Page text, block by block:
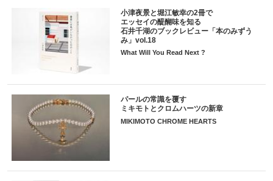
小津夜景と堀江敏幸の2冊で
エッセイの醍醐味を知る
石井千湖のブックレビュー「本のみずう
み」vol.18
What Will You Read Next ?
パールの常識を覆す
ミキモトとクロムハーツの新章
MIKIMOTO CHROME HEARTS